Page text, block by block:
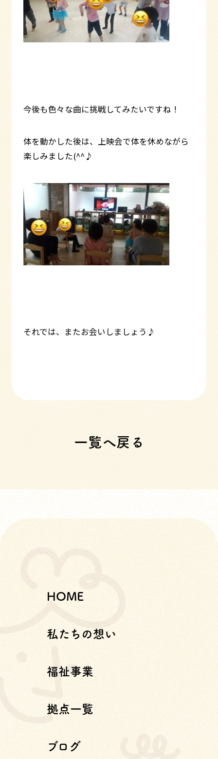
今後も色々な曲に挑戦してみたいですね！
体を動かした後は、上映会で体を休めながら
楽しみました(^^♪
それでは、またお会いしましょう♪
一覧へ戻る
HOME
私たちの想い
福祉事業
拠点一覧
ブログ